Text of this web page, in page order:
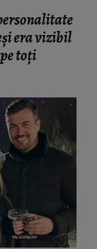
era vizibil
toți